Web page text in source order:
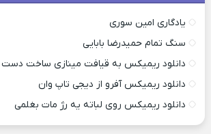
یادگاری امین سوری
سنگ تمام حمیدرضا بابایی
دانلود ریمیکس به قیافت مینازی ساخت دست
دانلود ریمیکس آفرو از ديجی تاپ وان
دانلود ریمیکس روی لباته یه رژ مات بغلمی